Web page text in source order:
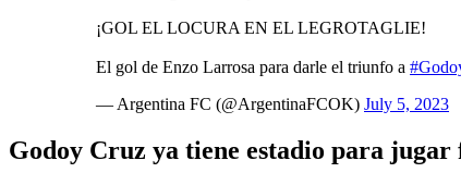
¡GOL EL LOCURA EN EL LEGROTAGLIE!
El gol de Enzo Larrosa para darle el triunfo a
— Argentina FC (@ArgentinaFCOK) July 5, 2023
Godoy Cruz ya tiene estadio para